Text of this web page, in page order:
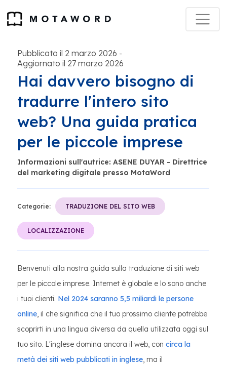
Pubblicato il 2 marzo 2026 -
Aggiornato il 27 marzo 2026
Hai davvero bisogno di
tradurre l'intero sito
web? Una guida pratica
per le piccole imprese
Informazioni sull'autrice: ASENE DUYAR - Direttrice
del marketing digitale presso MotaWord
Categorie: TRADUZIONE DEL SITO WEB
LOCALIZZAZIONE
Benvenuti alla nostra guida sulla traduzione di siti web
per le piccole imprese. Internet è globale e lo sono anche
i tuoi clienti. Nel 2024 saranno 5,5 miliardi le persone
online, il che significa che il tuo prossimo cliente potrebbe
scoprirti in una lingua diversa da quella utilizzata oggi sul
tuo sito. L'inglese domina ancora il web, con circa la
metà dei siti web pubblicati in inglese, ma il